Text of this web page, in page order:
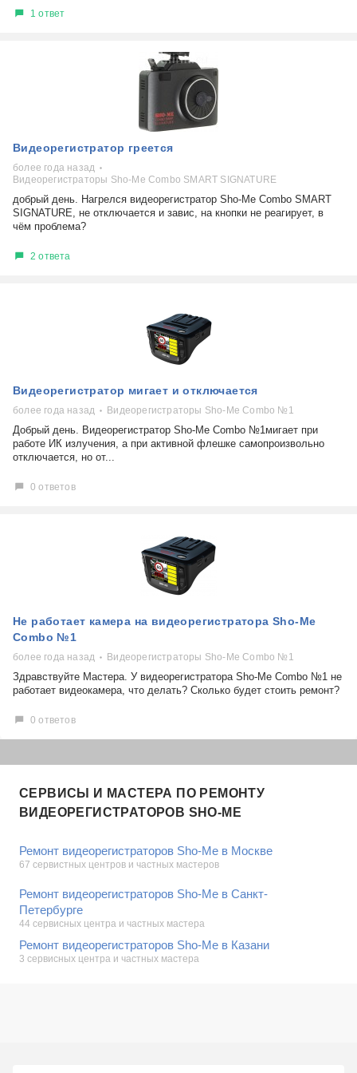
1 ответ
Видеорегистратор греется
более года назад
Видеорегистраторы Sho-Me Combo SMART SIGNATURE
добрый день. Нагрелся видеорегистратор Sho-Me Combo SMART
SIGNATURE, не отключается и завис, на кнопки не реагирует, в
чём проблема?
2 ответа
Видеорегистратор мигает и отключается
более года назад Видеорегистраторы Sho-Me Combo №1
Добрый день. Видеорегистратор Sho-Me Combo №1мигает при
работе ИК излучения, а при активной флешке самопроизвольно
отключается, но от...
0 ответов
Не работает камера на видеорегистратора Sho-Me
Combo №1
более года назад Видеорегистраторы Sho-Me Combo №1
Здравствуйте Мастера. У видеорегистратора Sho-Me Combo №1 не
работает видеокамера, что делать? Сколько будет стоить ремонт?
0 ответов
СЕРВИСЫ И МАСТЕРА ПО РЕМОНТУ
ВИДЕОРЕГИСТРАТОРОВ SHO-ME
Ремонт видеорегистраторов Sho-Me в Москве
67 сервистных центров и частных мастеров
Ремонт видеорегистраторов Sho-Me в Санкт-
Петербурге
44 сервисных центра и частных мастера
Ремонт видеорегистраторов Sho-Me в Казани
3 сервисных центра и частных мастера